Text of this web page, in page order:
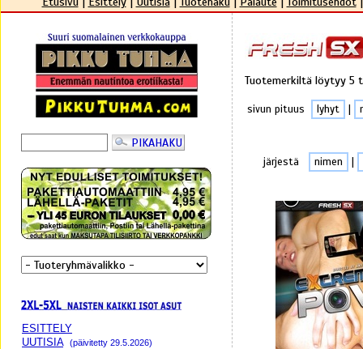
ESITTELY
UUTISIA
(päivitetty 29.5.2026)
Tuotemerkiltä löytyy 5
sivun pituus lyhyt
järjestä nimen